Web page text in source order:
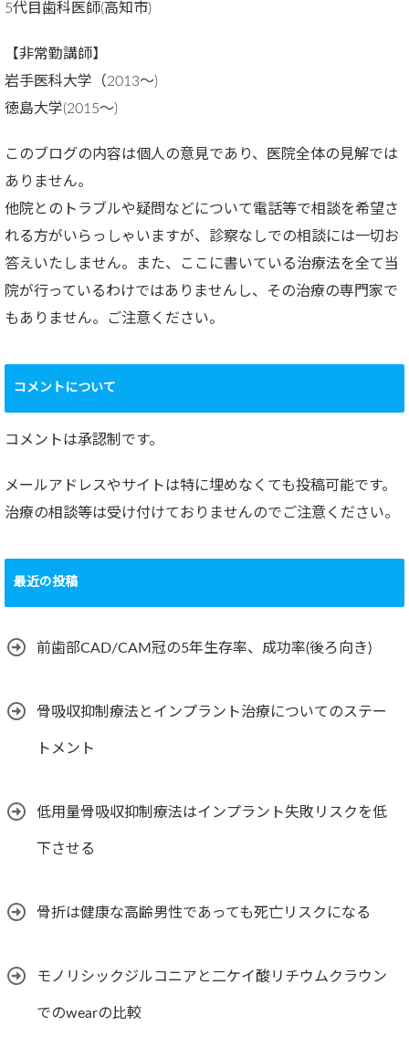
5代目歯科医師(高知市)
【非常勤講師】
岩手医科大学（2013～)
徳島大学(2015～)
このブログの内容は個人の意見であり、医院全体の見解では
ありません。
他院とのトラブルや疑問などについて電話等で相談を希望さ
れる方がいらっしゃいますが、診察なしでの相談には一切お
答えいたしません。また、ここに書いている治療法を全て当
院が行っているわけではありませんし、その治療の専門家で
もありません。ご注意ください。
コメントについて
コメントは承認制です。
メールアドレスやサイトは特に埋めなくても投稿可能です。
治療の相談等は受け付けておりませんのでご注意ください。
最近の投稿
前歯部CAD/CAM冠の5年生存率、成功率(後ろ向き)
骨吸収抑制療法とインプラント治療についてのステー
トメント
低用量骨吸収抑制療法はインプラント失敗リスクを低
下させる
骨折は健康な高齢男性であっても死亡リスクになる
モノリシックジルコニアと二ケイ酸リチウムクラウン
でのwearの比較